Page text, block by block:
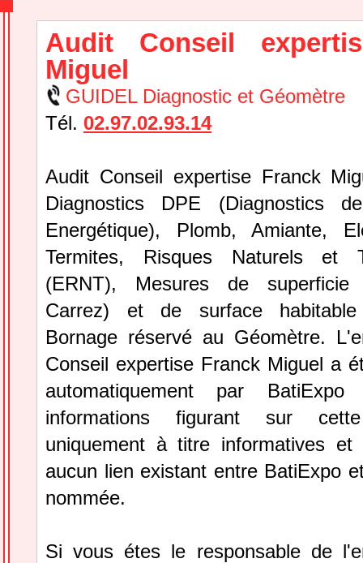
Audit Conseil
Miguel
GUIDEL Diagnostic et Géomètre
Tél. 02.97.02.93.14
Audit Conseil expertise Franck
Diagnostics DPE (Diagnostics
Energétique), Plomb, Amiante,
Termites, Risques Naturels et
(ERNT), Mesures de superficie
Carrez) et de surface
Bornage réservé au Géomètre.
Conseil expertise Franck Miguel a
automatiquement par
informations figurant sur
uniquement à titre informatives et
aucun lien existant entre BatiExpo
nommée.
Si vous étes le responsable de